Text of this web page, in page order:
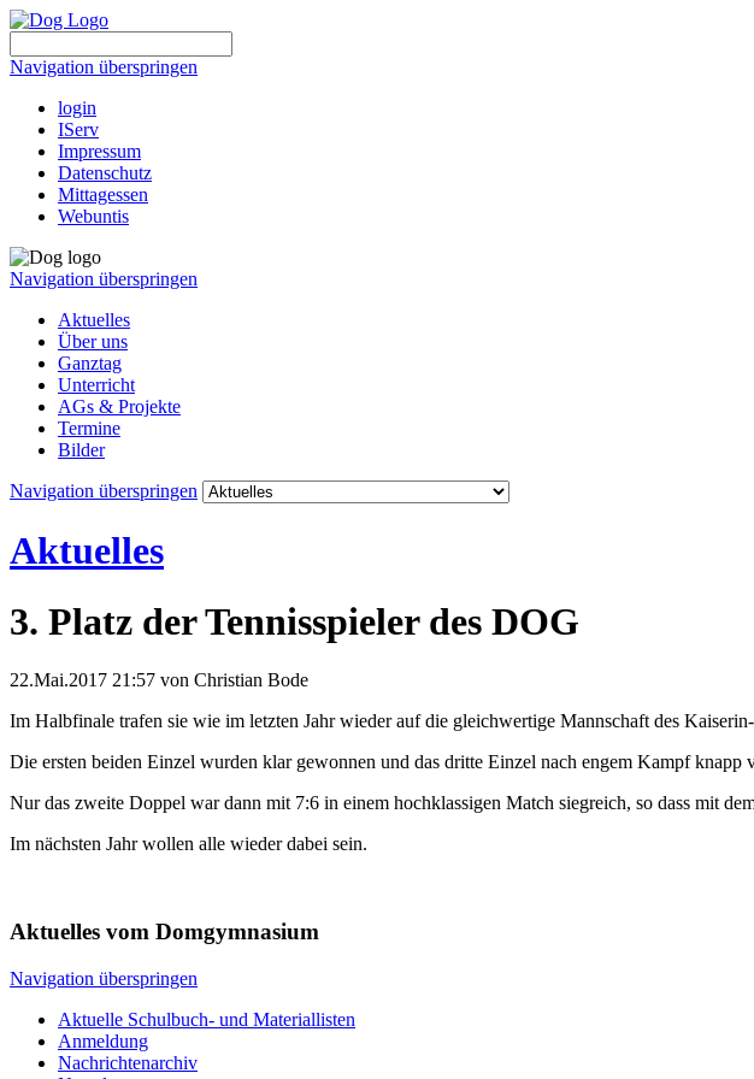
Navigation überspringen
login
IServ
Impressum
Datenschutz
Mittagessen
Webuntis
Navigation überspringen
Aktuelles
Über uns
Ganztag
Unterricht
AGs & Projekte
Termine
Bilder
Navigation überspringen
Aktuelles
3. Platz der Tennisspieler des DOG
22.Mai.2017 21:57 von Christian Bode
Im Halbfinale trafen sie wie im letzten Jahr wieder auf die gleichwertige Mannschaft des
Die ersten beiden Einzel wurden klar gewonnen und das dritte Einzel nach engem Kampf knapp
Nur das zweite Doppel war dann mit 7:6 in einem hochklassigen Match siegreich, so dass mit
Im nächsten Jahr wollen alle wieder dabei sein.
Aktuelles vom Domgymnasium
Navigation überspringen
Aktuelle Schulbuch- und Materiallisten
Anmeldung
Nachrichtenarchiv